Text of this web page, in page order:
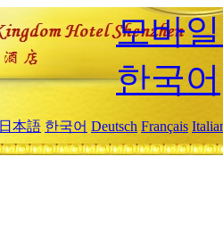
모바
한국어
日本語 한국어 Deutsch Français